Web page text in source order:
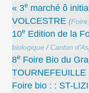
« 3e marché ô
VOLCESTRE (
10e Edition de la
biologique / Canton
8e Foire Bio du
TOURNEFEUILLE
Foire bio : : ST-